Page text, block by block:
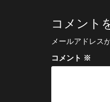
ビ
ゲ
ー
シ
コメント
メールアドレス
コメント ※